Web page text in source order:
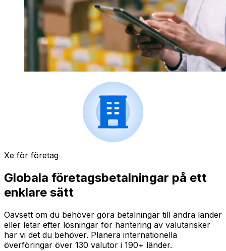
Xe för företag
Globala företagsbetalningar på ett
enklare sätt
Oavsett om du behöver göra betalningar till andra länder
eller letar efter lösningar för hantering av valutarisker
har vi det du behöver. Planera internationella
överföringar över 130 valutor i 190+ länder.